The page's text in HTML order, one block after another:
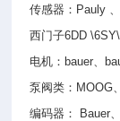
传感器： Pauly 、
西门子6DD
电机： bauer、
泵阀类： MOOG、
编码器：
Bauer、